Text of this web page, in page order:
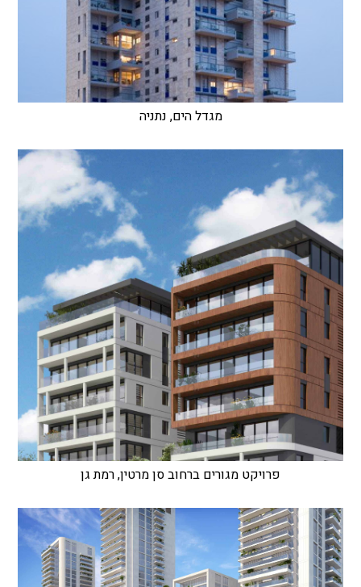
מגדל הים, נתניה
פרויקט מגורים ברחוב סן מרטין, רמת גן